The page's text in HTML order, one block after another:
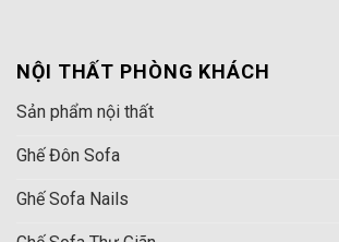
NỘI THẤT PHÒNG KHÁCH
Sản phẩm nội thất
Ghế Đôn Sofa
Ghế Sofa Nails